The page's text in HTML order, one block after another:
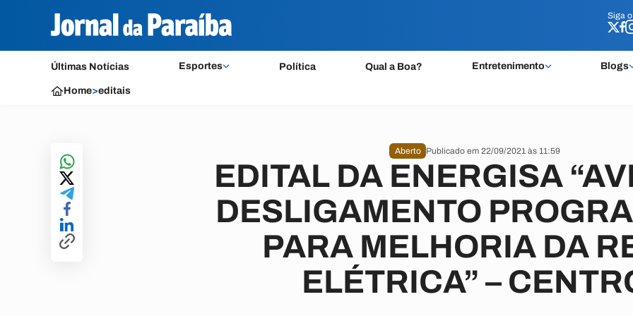
Siga o
Últimas Notícias Esportes Política Qual a Boa? Entretenimento Blogs
Siga o
Home>editais
Aberto Publicado em 22/09/2021 às 11:59
EDITAL DA ENERGISA
DESLIGAMENTO
PARA MELHORIA DA
ELÉTRICA” –